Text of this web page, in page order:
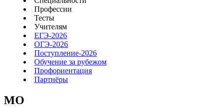
Профессии
Тесты
Учителям
ЕГЭ-2026
ОГЭ-2026
Поступление-2026
Обучение за рубежом
Профориентация
Партнёры
MO